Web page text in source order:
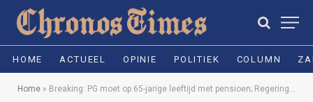
HOME ACTUEEL OPINIE POLITIEK COLUMN
Home » Breaking: PG moet op 65-jarige leeftijd met pensioen; Regering wil ingrijpende veranderingen bij Rechterlijke Macht middels wetswijziging